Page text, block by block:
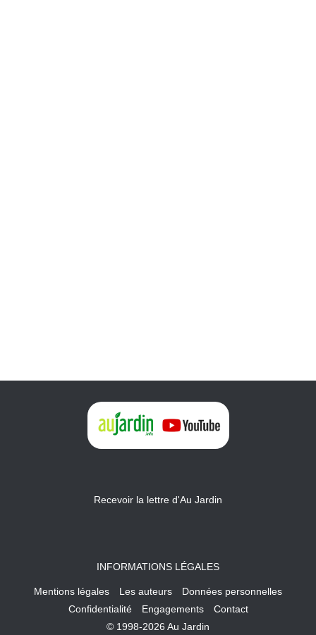
Recevoir la lettre d'Au Jardin
INFORMATIONS LÉGALES
Mentions légales Les auteurs
Données personnelles
Confidentialité
Engagements
Contact
© 1998-2026 Au Jardin